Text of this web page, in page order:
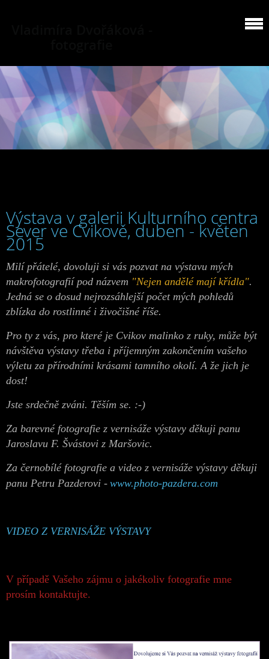
Výstava v galerii Kulturního centra
Sever ve Cvikově, duben - květen
2015
Milí přátelé, dovoluji si vás pozvat na výstavu mých
makrofotografií pod názvem "Nejen andělé mají křídla".
Jedná se o dosud nejrozsáhlejší počet mých pohledů
zblízka do rostlinné i živočišné říše.
Pro ty z vás, pro které je Cvikov malinko z ruky, může být
návštěva výstavy třeba i příjemným zakončením vašeho
výletu za přírodními krásami tamního okolí. A že jich je
dost!
Jste srdečně zváni. Těším se. :-)
Za barevné fotografie z vernisáže výstavy děkuji panu
Jaroslavu F. Švástovi z Maršovic.
Za černobílé fotografie a video z vernisáže výstavy děkuji
panu Petru Pazderovi - www.photo-pazdera.com
VIDEO Z VERNISÁŽE VÝSTAVY
V případě Vašeho zájmu o jakékoliv fotografie mne
prosím kontaktujte.